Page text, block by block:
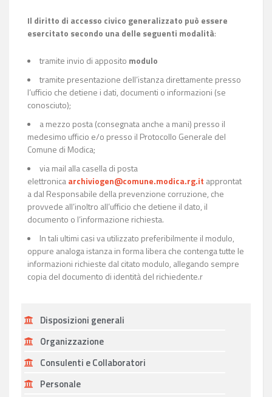
Il diritto di accesso civico generalizzato può essere
esercitato secondo una delle seguenti modalità:
tramite invio di apposito modulo
tramite presentazione dell’istanza direttamente presso
l’ufficio che detiene i dati, documenti o informazioni (se
conosciuto);
a mezzo posta (consegnata anche a mani) presso il
medesimo ufficio e/o presso il Protocollo Generale del
Comune di Modica;
via mail alla casella di posta
elettronicaarchiviogen@comune.modica.rg.it approntat
a dal Responsabile della prevenzione corruzione, che
provvede all’inoltro all’ufficio che detiene il dato, il
documento o l’informazione richiesta.
In tali ultimi casi va utilizzato preferibilmente il modulo,
oppure analoga istanza in forma libera che contenga tutte le
informazioni richieste dal citato modulo, allegando sempre
copia del documento di identità del richiedente.r
Disposizioni generali
Organizzazione
Consulenti e Collaboratori
Personale